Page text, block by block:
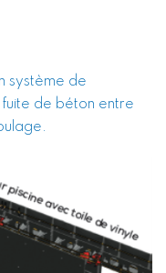
système de
de béton entre